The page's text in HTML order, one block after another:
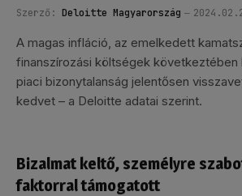
Szerző: Deloitte Magyarország
A magas infláció, az emelkedett
finanszírozási költségek következtében
piaci bizonytalanság jelentősen
kedvet – a Deloitte adatai szerint.
Bizalmat keltő, személyre
faktorral támogatott